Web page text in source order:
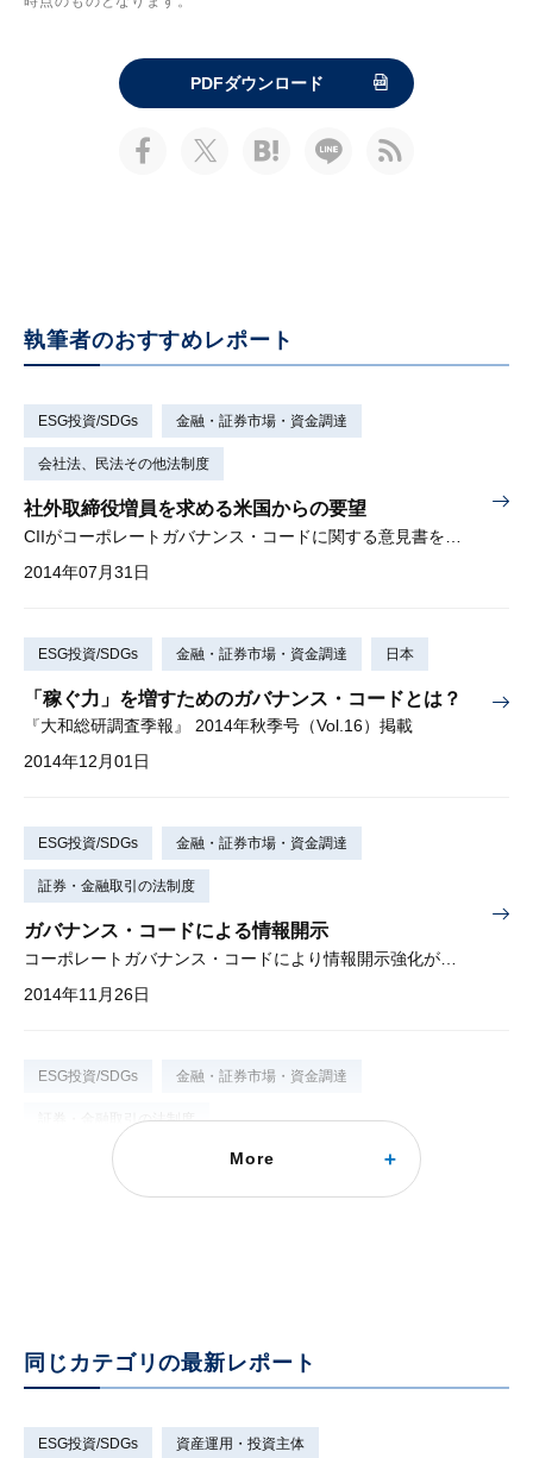
PDFダウンロード
執筆者のおすすめレポート
ESG投資/SDGs 金融・証券市場・資金調達
会社法、民法その他法制度
社外取締役増員を求める米国からの要望
2014年07月31日
ESG投資/SDGs 金融・証券市場・資金調達 日本
「稼ぐ力」を増すためのガバナンス・コードとは？
『大和総研調査季報』 2014年秋季号（Vol.16）掲載
2014年12月01日
ESG投資/SDGs 金融・証券市場・資金調達
証券・金融取引の法制度
ガバナンス・コードによる情報開示
2014年11月26日
ESG投資/SDGs 金融・証券市場・資金調達
証券・金融取引の法制度
ガバナンス・コードによる政策保有株式開示
株式相互保有解消に向けた開示規定の強化
More
同じカテゴリの最新レポート
ESG投資/SDGs 資産運用・投資主体